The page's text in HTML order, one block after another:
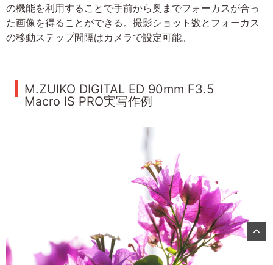
の機能を利用することで手前から奥までフォーカスが合っ
た画像を得ることができる。撮影ショット数とフォーカス
の移動ステップ間隔はカメラで設定可能。
M.ZUIKO DIGITAL ED 90mm F3.5
Macro IS PRO実写作例